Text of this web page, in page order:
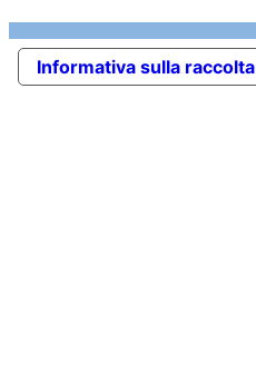
Informativa sulla raccolta